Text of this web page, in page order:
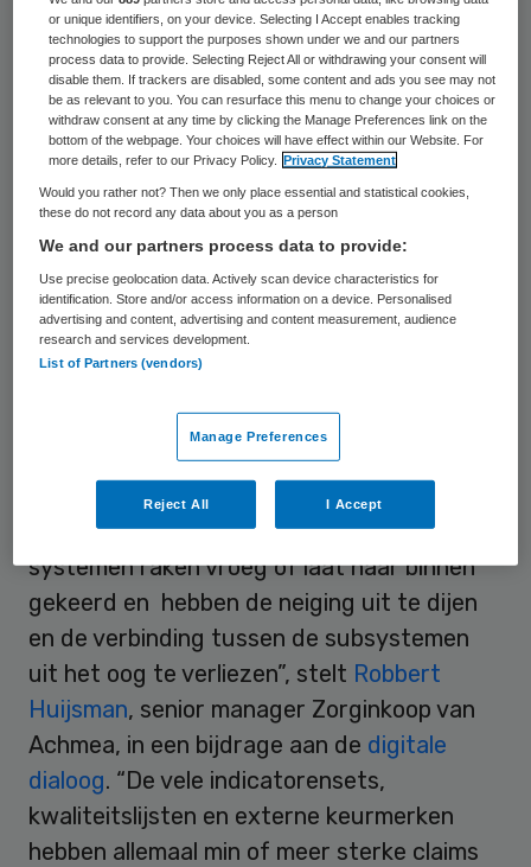
Achmea in samenwerking met Skipr en
MedNet een digitale dialoog over het
onderwerp gestart.
Het meten van kwaliteit van zorg neemt de
laatste jaren een steeds hogere vlucht.
Vooralsnog worden daarbij vooral
structuur- of procesindicatoren
gehanteerd. De veronderstelling is dat het
systematisch registreren van structuren
en processen zowel een maatstaf als
gevaar is dat dergelijke
registratiesystemen zich van de
werkelijkheid los zingen en de vorm
aannemen vanstatische checklijstjes. “Veel
systemen raken vroeg of laat naar binnen
gekeerd en hebben de neiging uit te dijen
en de verbinding tussen de subsystemen
uit het oog te verliezen”, stelt Robbert
Huijsman, senior manager Zorginkoop van
Achmea, in een bijdrage aan de digitale
dialoog. “De vele indicatorensets,
kwaliteitslijsten en externe keurmerken
hebben allemaal min of meer sterke claims
or unique identifiers, on your device. Selecting I Accept enables tracking
technologies to support the purposes shown under we and our partners
process data to provide. Selecting Reject All or withdrawing your consent will
disable them. If trackers are disabled, some content and ads you see may not
be as relevant to you. You can resurface this menu to change your choices or
withdraw consent at any time by clicking the Manage Preferences link on the
bottom of the webpage. Your choices will have effect within our Website. For
more details, refer to our Privacy Policy.
Privacy Statement
Would you rather not? Then we only place essential and statistical cookies,
these do not record any data about you as a person
We and our partners process data to provide:
Use precise geolocation data. Actively scan device characteristics for
identification. Store and/or access information on a device. Personalised
advertising and content, advertising and content measurement, audience
research and services development.
List of Partners (vendors)
Manage Preferences
Reject All I Accept